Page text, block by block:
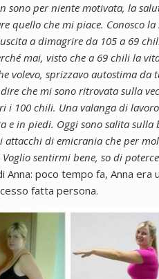
sono per niente motivata, la
quello che mi piace. Conosco
a dimagrire da 105 a 69
mai, visto che a 69 chili la
volevo, sprizzavo autostima
che mi sono ritrovata sulla
i 100 chili. Una valanga di
e in piedi. Oggi sono salita
di emicrania che per
Voglio sentirmi bene, so di
Anna: poco tempo fa, Anna
fatta persona.